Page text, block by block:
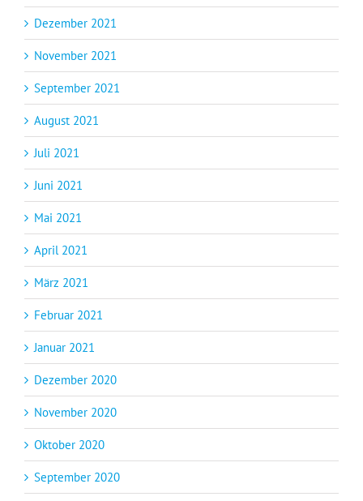
Dezember 2021
November 2021
September 2021
August 2021
Juli 2021
Juni 2021
Mai 2021
April 2021
März 2021
Februar 2021
Januar 2021
Dezember 2020
November 2020
Oktober 2020
September 2020